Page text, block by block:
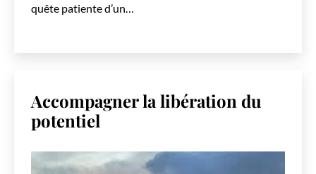
quête patiente d’un…
Accompagner la libération du
potentiel